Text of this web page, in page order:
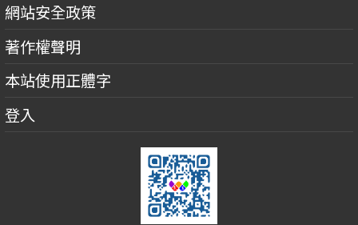
網站安全政策
著作權聲明
本站使用正體字
登入